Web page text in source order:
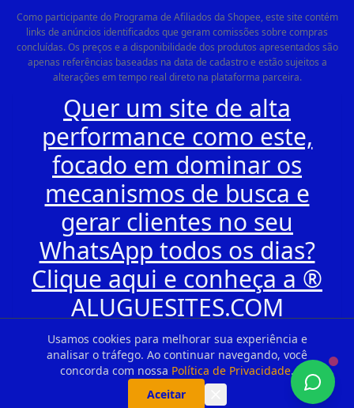
Usamos cookies para melhorar sua experiência e
analisar o tráfego. Ao continuar navegando, você
concorda com nossa Política de Privacidade.
Aceitar
Como participante do Programa de Afiliados da Shopee, este site contém
links de anúncios identificados que geram comissões sobre compras
concluídas. Os preços e a disponibilidade dos produtos apresentados são
apenas referências baseadas na data de cadastro e estão sujeitos a
alterações em tempo real direto na plataforma parceira.
Quer um site de alta
performance como este,
focado em dominar os
mecanismos de busca e
gerar clientes no seu
WhatsApp todos os dias?
Clique aqui e conheça a ®
ALUGUESITES.COM